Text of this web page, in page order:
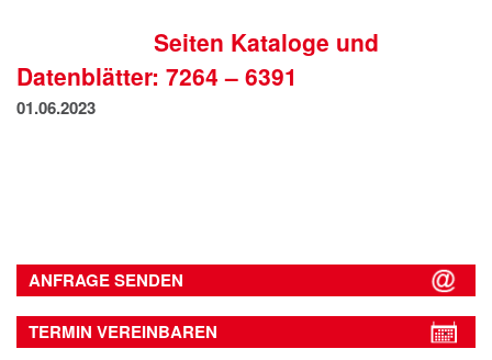
DATENSCHUTZSeiten Kataloge und
Datenblätter: 7264 – 6391
01.06.2023
ANFRAGE SENDEN
TERMIN VEREINBAREN